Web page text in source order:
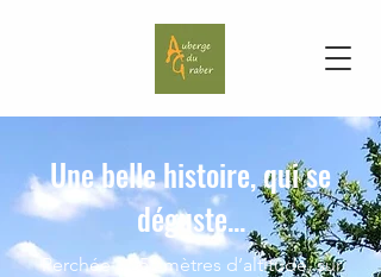
Une belle histoire, qui se
déguste...
Perchée à 650 mètres d’altitude, sur